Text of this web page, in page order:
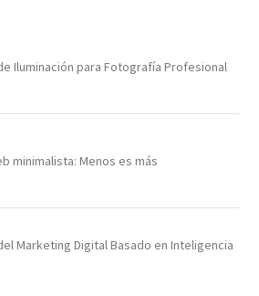
Iluminación para Fotografía Profesional
minimalista: Menos es más
Marketing Digital Basado en Inteligencia